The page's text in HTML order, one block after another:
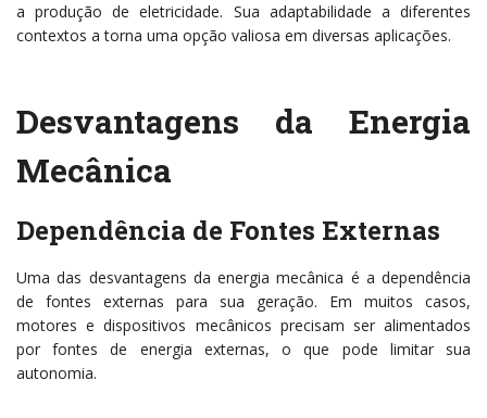
a produção de eletricidade. Sua adaptabilidade a diferentes
contextos a torna uma opção valiosa em diversas aplicações.
Desvantagens da Energia
Mecânica
Dependência de Fontes Externas
Uma das desvantagens da energia mecânica é a dependência
de fontes externas para sua geração. Em muitos casos,
motores e dispositivos mecânicos precisam ser alimentados
por fontes de energia externas, o que pode limitar sua
autonomia.